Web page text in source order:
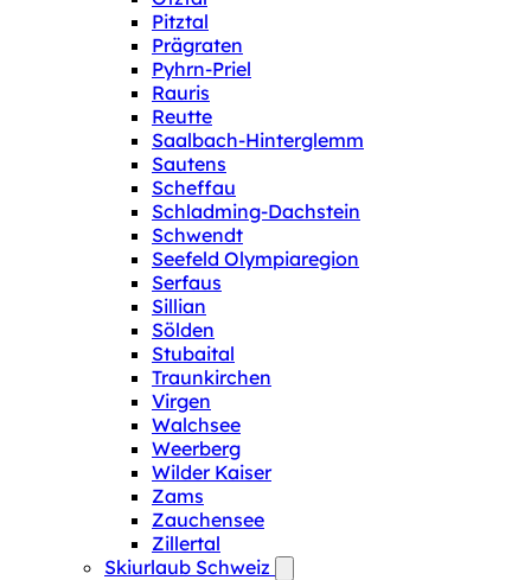
Pitztal
Prägraten
Pyhrn-Priel
Rauris
Reutte
Saalbach-Hinterglemm
Sautens
Scheffau
Schladming-Dachstein
Schwendt
Seefeld Olympiaregion
Serfaus
Sillian
Sölden
Stubaital
Traunkirchen
Virgen
Walchsee
Weerberg
Wilder Kaiser
Zams
Zauchensee
Zillertal
Skiurlaub Schweiz